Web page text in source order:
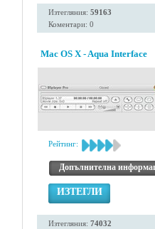
Изтегляния: 59163
Коментари: 0
Mac OS X - Aqua Interface
Рейтинг:
Допълнителна
ИЗТЕГЛИ
Изтегляния: 74032